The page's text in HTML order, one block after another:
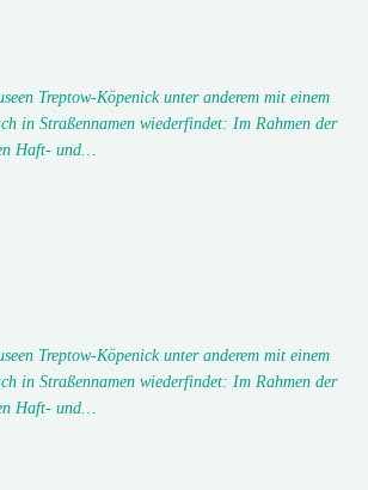
Treptow-Köpenick unter anderem mit einem
in Straßennamen wiederfindet: Im Rahmen der
Haft- und…
Treptow-Köpenick unter anderem mit einem
in Straßennamen wiederfindet: Im Rahmen der
Haft- und…